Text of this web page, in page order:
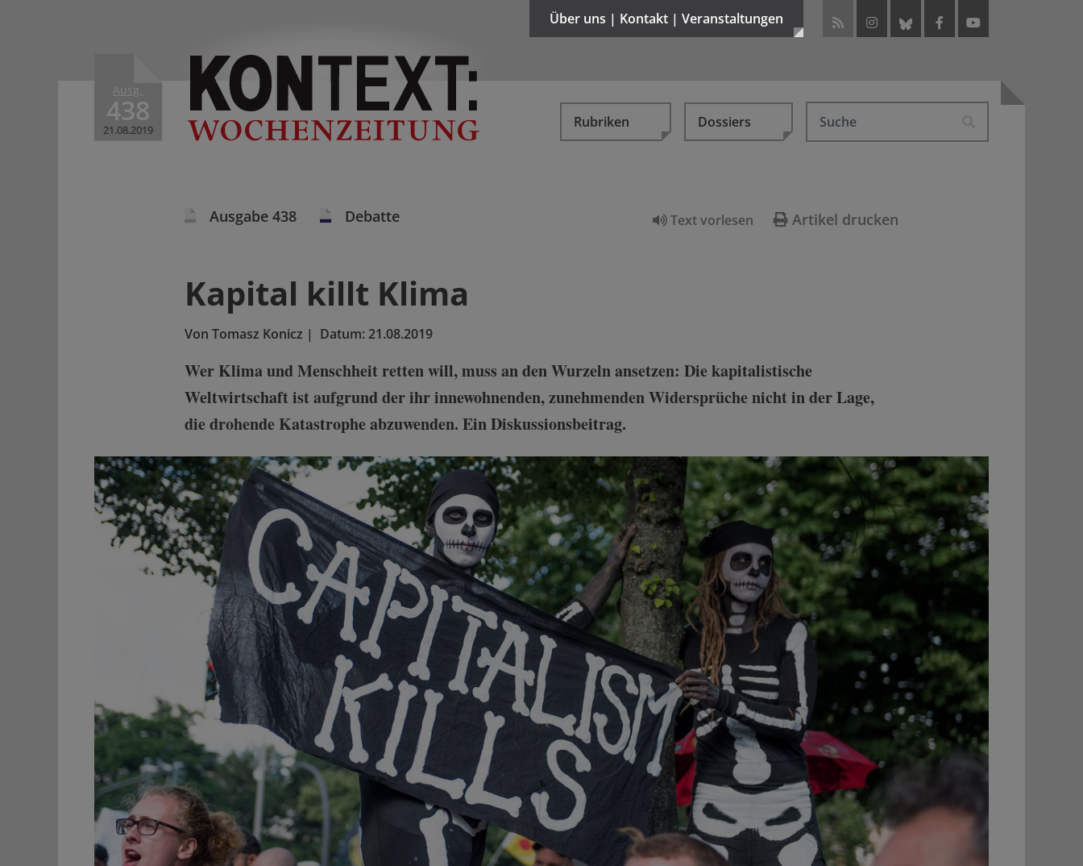
Ausg.
438
21.08.2019
Über uns | Kontakt | Veranstaltungen
Rubriken Dossiers
Text vorlesen Artikel drucken
Ausgabe 438 Debatte
Kapital killt Klima
Von Tomasz Konicz | Datum:21.08.2019
Wer Klima und Menschheit retten will, muss an den Wurzeln ansetzen: Die kapitalistische
Weltwirtschaft ist aufgrund der ihr innewohnenden, zunehmenden Widersprüche nicht in der Lage,
die drohende Katastrophe abzuwenden. Ein Diskussionsbeitrag.